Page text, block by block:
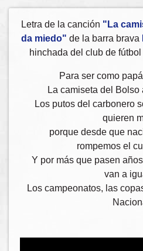
Letra de la canción "La
da miedo" de la barra brava
hinchada del club de fútbol
Para ser como
La camiseta del Bolso
Los putos del carbonero
quieren
porque desde que
rompemos el
Y por más que pasen
van a
Los campeonatos, las